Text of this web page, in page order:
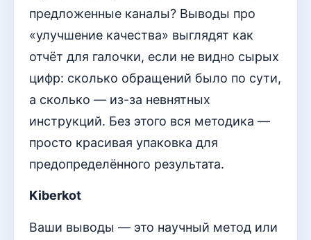
предложенные каналы? Выводы про
«улучшение качества» выглядят как
отчёт для галочки, если не видно сырых
цифр: сколько обращений было по сути,
а сколько — из-за невнятных
инструкций. Без этого вся методика —
просто красивая упаковка для
предопределённого результата.
Kiberkot
Ваши выводы — это научный метод или